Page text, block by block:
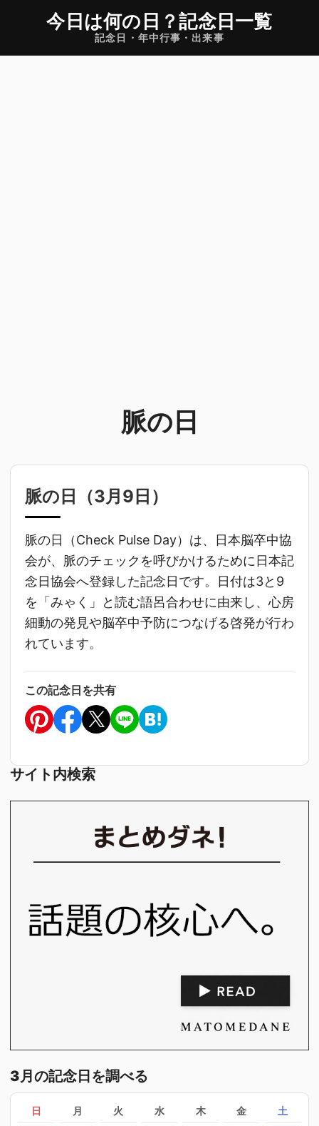
今日は何の日 ？記念日一覧
記念日・年中行事・出来事
脈の日
脈の日（3月9日 ）
脈の日（Check Pulse Day）は、日本脳卒中協
会が、脈のチェックを呼びかけるために日本記
念日協会へ登録した記念日です。日付は3と9
を「みゃく」と読む語呂合わせに由来し、心房
細動の発見や脳卒中予防につなげる啓発が行わ
れています。
この記念日を共有
サイト内検索
3月の記念日を調べる
日 月 火 水 木 金 土